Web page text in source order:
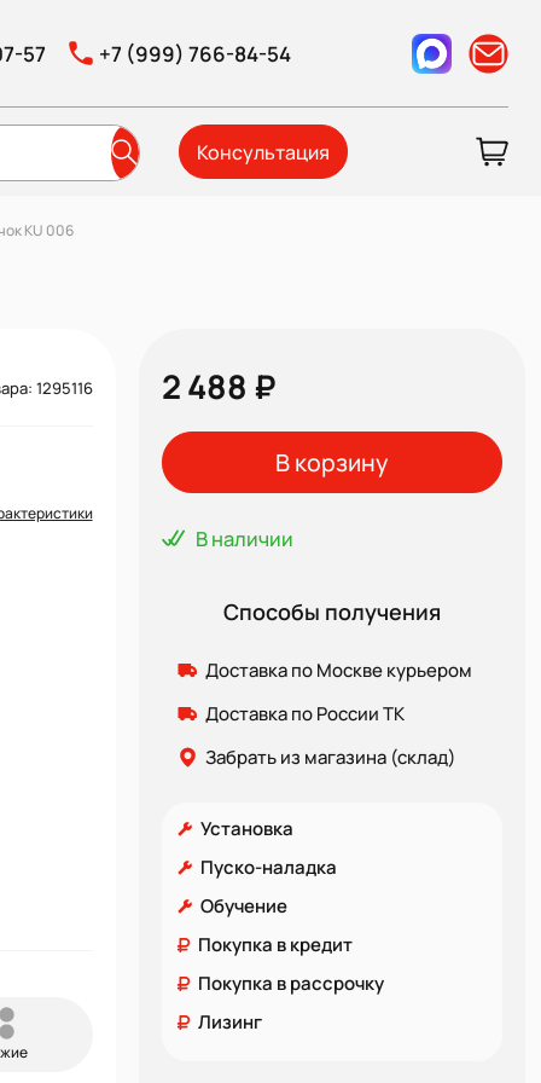
57 +7 (999) 766-84-54
Консультация
KU 006
1295116 2 488 ₽
В корзину
В наличии
Способы получения
Доставка по Москве курьером
Доставка по России ТК
Забрать из магазина (склад)
Установка
Пуско-наладка
Обучение
Покупка в кредит
Покупка в рассрочку
Лизинг